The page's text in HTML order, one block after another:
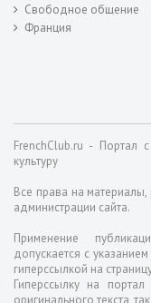
Свободное общение
Франция
FrenchClub.ru - Портал
культуру
Все права на
администрации сайта.
Применение
допускается с
гиперссылкой на
Гиперссылку на
оригинального текста,